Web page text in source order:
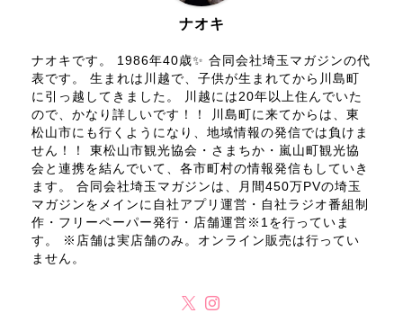
ナオキ
ナオキです。 1986年40歳✨ 合同会社埼玉マガジンの代
表です。 生まれは川越で、子供が生まれてから川島町
に引っ越してきました。 川越には20年以上住んでいた
ので、かなり詳しいです！！ 川島町に来てからは、東
松山市にも行くようになり、地域情報の発信では負けま
せん！！ 東松山市観光協会・さまちか・嵐山町観光協
会と連携を結んでいて、各市町村の情報発信もしていき
ます。 合同会社埼玉マガジンは、月間450万PVの埼玉
マガジンをメインに自社アプリ運営・自社ラジオ番組制
作・フリーペーパー発行・店舗運営※1を行っていま
す。 ※店舗は実店舗のみ。オンライン販売は行ってい
ません。